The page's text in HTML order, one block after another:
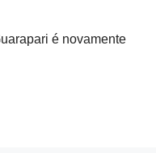
é novamente